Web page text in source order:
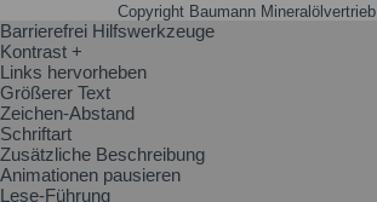
Copyright Baumann
Barrierefrei Hilfswerkzeuge
Kontrast +
Links hervorheben
Größerer Text
Zeichen-Abstand
Schriftart
Zusätzliche Beschreibung
Animationen pausieren
Lese-Führung